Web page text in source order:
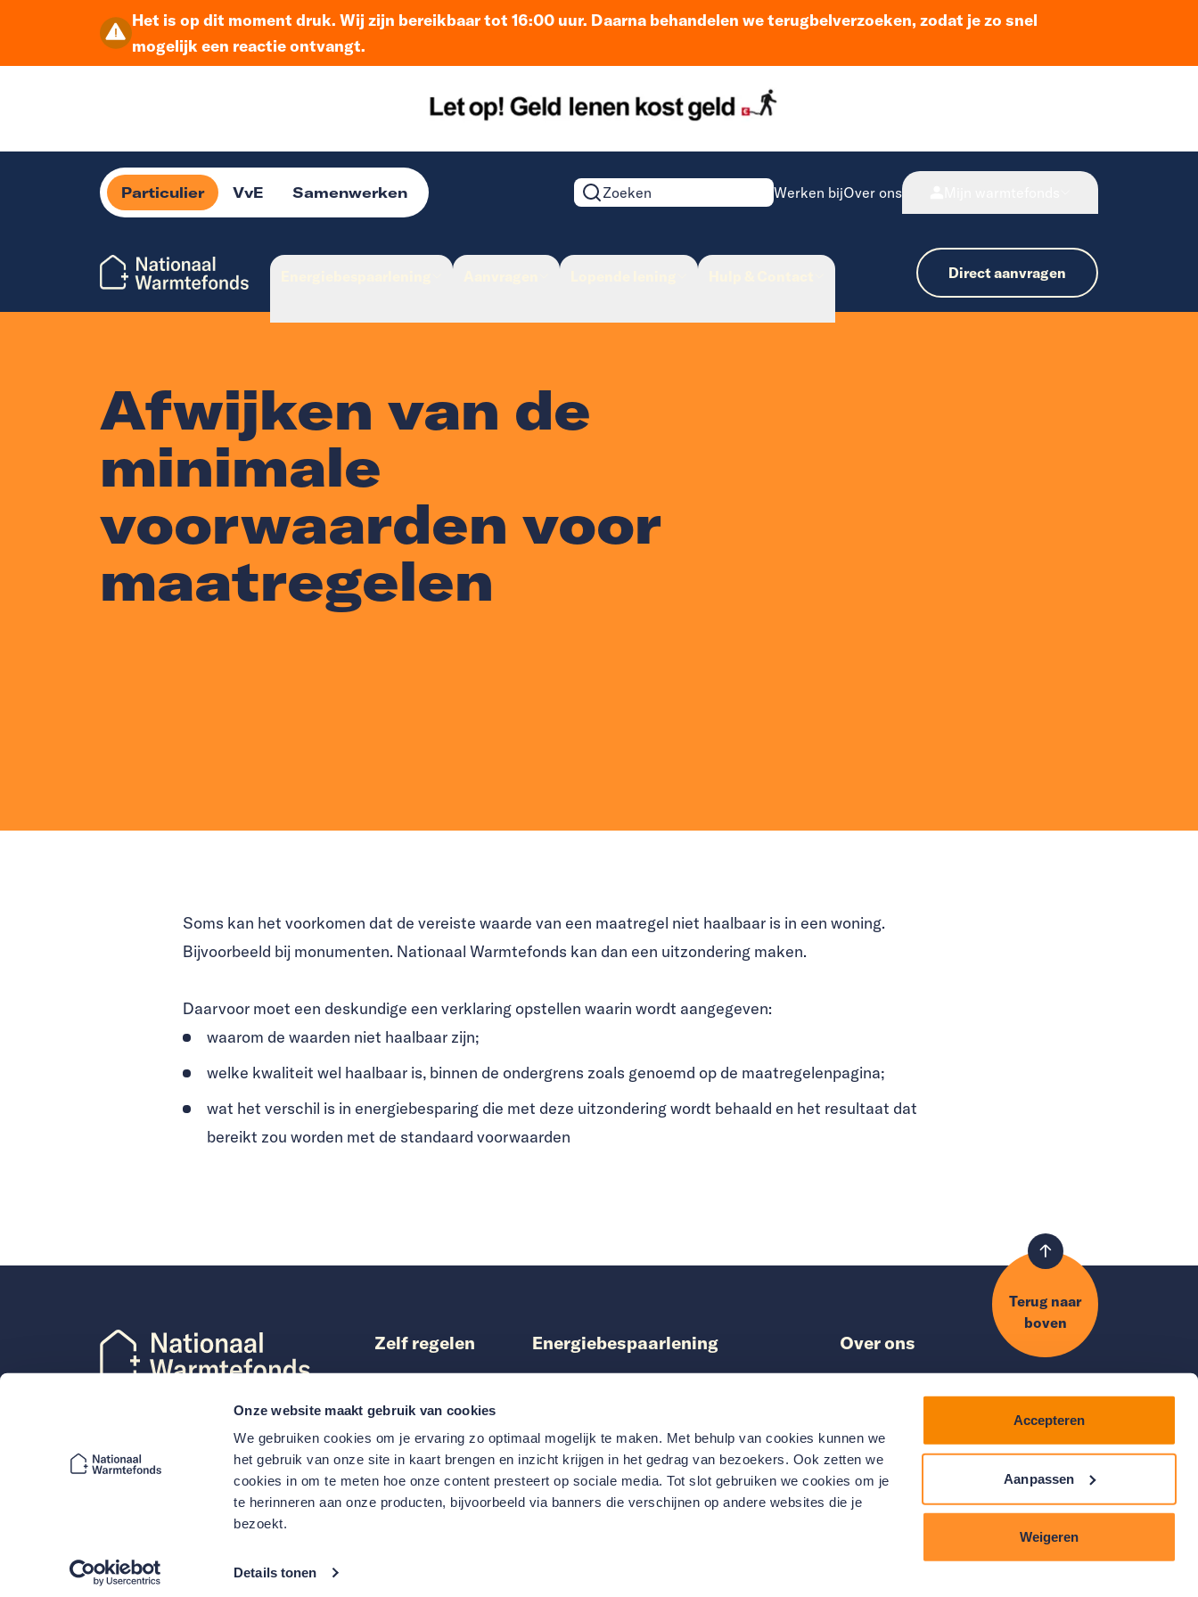
Onze website maakt gebruik van cookies
We gebruiken cookies om je ervaring zo optimaal mogelijk te maken. Met behulp van cookies kunnen we
het gebruik van onze site in kaart brengen en inzicht krijgen in het gedrag van bezoekers. Ook zetten we
cookies in om te meten hoe onze content presteert op sociale media. Tot slot gebruiken we cookies om je
te herinneren aan onze producten, bijvoorbeeld via banners die verschijnen op andere websites die je
bezoekt.
Details tonen
Accepteren
Aanpassen
Weigeren
Het is op dit moment druk. Wij zijn bereikbaar tot 16:00 uur. Daarna behandelen we terugbelverzoeken, zodat je zo snel
mogelijk een reactie ontvangt.
Particulier VvE Samenwerken
Zoeken op de website
Werken bijOver ons
Direct aanvragen
Afwijken van de
minimale
voorwaarden voor
maatregelen
Soms kan het voorkomen dat de vereiste waarde van een maatregel niet haalbaar is in een woning.
Bijvoorbeeld bij monumenten. Nationaal Warmtefonds kan dan een uitzondering maken.
Daarvoor moet een deskundige een verklaring opstellen waarin wordt aangegeven:
waarom de waarden niet haalbaar zijn;
welke kwaliteit wel haalbaar is, binnen de ondergrens zoals genoemd op de maatregelenpagina;
wat het verschil is in energiebesparing die met deze uitzondering wordt behaald en het resultaat dat
bereikt zou worden met de standaard voorwaarden
Volg Nationaal Warmtefonds
Zelf regelen
Mijn Warmtefonds
Declaratie indienen
VvE Quickscan
Energiebespaarlening
Samenwerken met Nationaal Warmtefonds
Scholen
Over ons
Vacatures
Terug naar
boven
© Copyright 2026 CookiesPrivacy Disclaimer